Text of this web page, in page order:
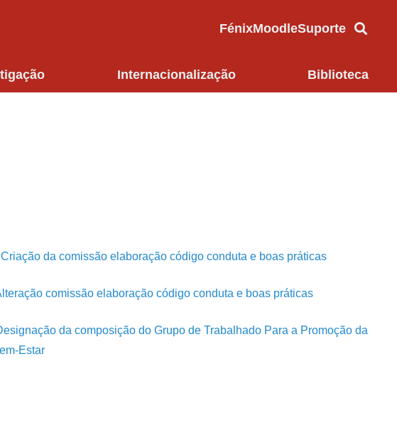
FénixMoodleSuporte
Internacionalização Biblioteca
da comissão elaboração código conduta e boas práticas
comissão elaboração código conduta e boas práticas
da composição do Grupo de Trabalhado Para a Promoção da
Estar